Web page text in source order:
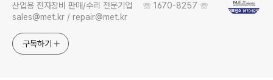
산업용 전자장비 판매/수리 전문기업 ☏ 1670-8257 ☏
sales@met.kr / repair@met.kr
구독하기